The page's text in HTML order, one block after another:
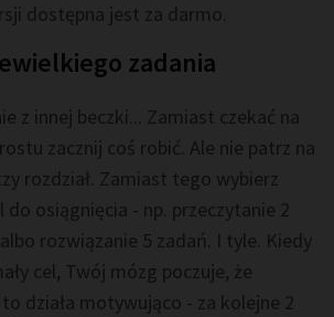
dostępna jest za darmo.
zadania
z innej beczki... Zamiast czekać na
zacznij coś robić. Ale nie patrz na
rozdział. Zamiast tego wybierz
do osiągnięcia - np. przeczytanie 2
rozwiązanie 5 zadań. I tyle. Kiedy
cel, Twój mózg poczuje, że
działa motywująco - za kolejne 2